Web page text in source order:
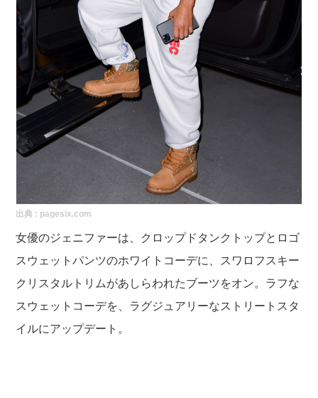
出典 : pagesix.com
女優のジェニファーは、クロップドタンクトップとロゴ
スウェットパンツのホワイトコーデに、スワロフスキー
クリスタルトリムがあしらわれたブーツをオン。ラフな
スウェットコーデを、ラグジュアリーなストリートスタ
イルにアップデート。